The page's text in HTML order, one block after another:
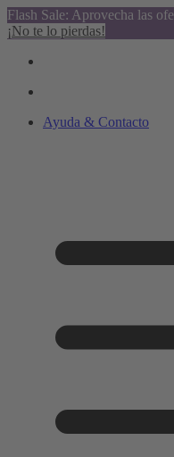
Flash Sale: Aprovecha las
¡No te lo pierdas!
Ayuda & Contacto